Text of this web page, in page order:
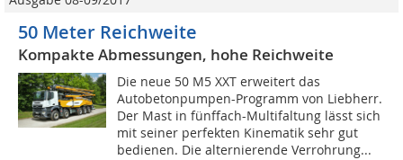
50 Meter Reichweite
Kompakte Abmessungen, hohe Reichweite
Die neue 50 M5 XXT erweitert das
Autobetonpumpen-Programm von Liebherr.
Der Mast in fünffach-Multifaltung lässt sich
mit seiner perfekten Kinematik sehr gut
bedienen. Die alternierende Verrohrung...